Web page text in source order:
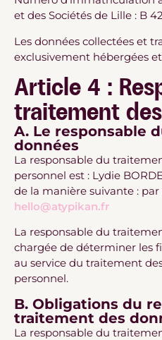
et des Sociétés de Lille : B
Les données collectées et
exclusivement hébergées
Article 4 :
traitement
A. Le responsable
données
La responsable du
personnel est : Lydie
de la manière suivante : par
hello@atypikan.fr
La responsable du
chargée de déterminer les
au service du traitement
personnel.
B. Obligations du
traitement des
La responsable du